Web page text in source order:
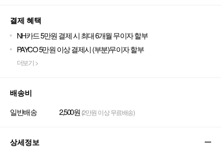
결제 혜택
NH카드 5만원 결제 시 최대 6개월 무이자 할부
PAYCO 5만원 이상 결제시 (부분)무이자 할부
더보기 >
배송비
일반배송 2,500원 (2만원 이상 무료배송)
상세정보